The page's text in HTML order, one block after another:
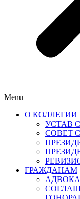
Menu
О КОЛЛЕГИИ
УСТАВ
СОВЕТ
ГРАЖДАНАМ